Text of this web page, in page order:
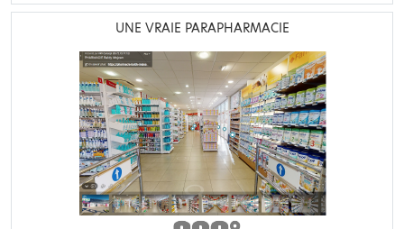
UNE VRAIE PARAPHARMACIE